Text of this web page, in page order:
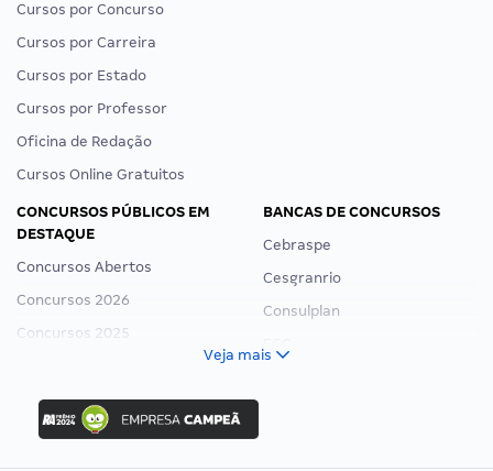
Cursos por Concurso
Cursos por Carreira
Cursos por Estado
Cursos por Professor
Oficina de Redação
Cursos Online Gratuitos
CONCURSOS PÚBLICOS EM
DESTAQUE
Concursos Abertos
Concursos 2026
Concursos 2025
Concurso Ibama
Concurso MPU
Editais publicados
BANCAS DE CONCURSOS
Cebraspe
Cesgranrio
Consulplan
Veja mais